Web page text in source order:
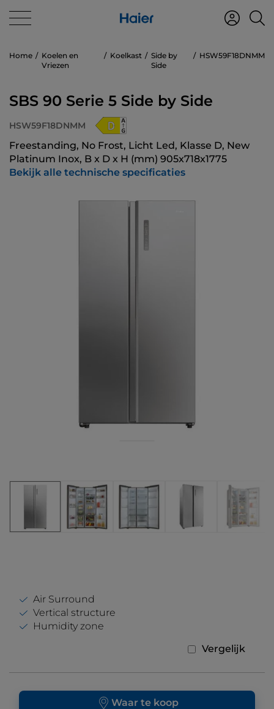
Home
Koelen en
Vriezen
Koelkast
Side by
Side
HSW59F18DNMM
SBS 90 Serie 5 Side by Side
HSW59F18DNMM
Freestanding, No Frost, Licht Led, Klasse D, New
Platinum Inox, B x D x H (mm) 905x718x1775
Bekijk alle technische specificaties
Air Surround
Vertical structure
Humidity zone
Vergelijk
Waar te koop